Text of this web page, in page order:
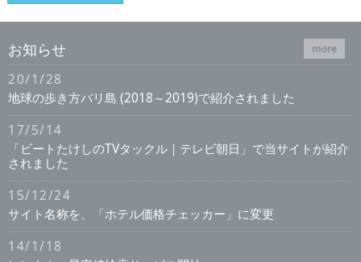
お知らせ more
20/1/28
地球の歩き方バリ島 (2018～2019)で紹介されました
17/5/14
「ビートたけしのTVタックル｜テレビ朝日」で当サイトが紹介
されました
15/12/24
サイト名称を、「ホテル価格チェッカー」に変更
14/1/18